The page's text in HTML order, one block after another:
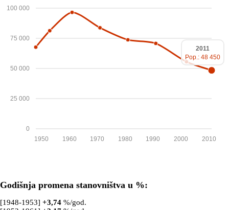
0
25 000
50 000
75 000
100 000
2010
2000
1990
1980
1970
1960
1950
2011
Pop.: 48 450
Godišnja promena stanovništva u %:
[1948-1953] +3,74 %/god.